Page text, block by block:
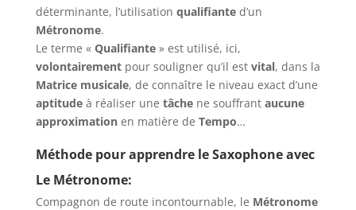
déterminante, l’utilisation qualifianted’un
Métronome.
Le terme « Qualifiante» est utilisé, ici,
volontairementpour souligner qu’il est vital, dans la
Matrice musicale, de connaître le niveau exact d’une
aptitudeà réaliser une tâchene souffrant aucune
approximationen matière de Tempo…
Méthode pour apprendre le Saxophone avec
Le Métronome:
Compagnon de route incontournable, le Métronome